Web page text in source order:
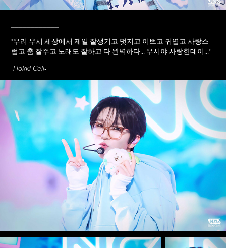
"우리 우시 세상에서 제일 잘생기고 멋지고 이쁘고 귀엽고 사랑스
럽고 춤 잘주고 노래도 잘하고 다 완벽하다... 우시야 사랑한데이..."
-Hokki Cell-